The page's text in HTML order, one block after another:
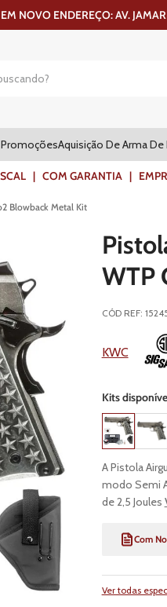
NOVO ENDEREÇO: AV.
PromoçõesAquisição De Arma De
| COM GARANTIA |
Blowback Metal Kit
WTP
CÓD REF:
KWC
Kits
A Pistola
modo Semi
de 2,5 Joules
Com
Ver todas